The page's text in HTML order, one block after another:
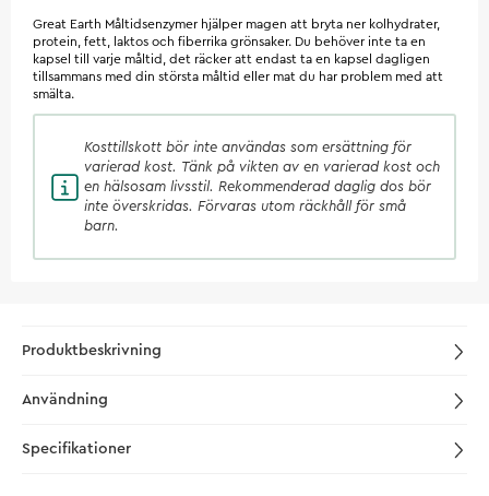
Great Earth Måltidsenzymer hjälper magen att bryta ner kolhydrater,
protein, fett, laktos och fiberrika grönsaker. Du behöver inte ta en
kapsel till varje måltid, det räcker att endast ta en kapsel dagligen
tillsammans med din största måltid eller mat du har problem med att
smälta.
Kosttillskott bör inte användas som ersättning för
varierad kost. Tänk på vikten av en varierad kost och
en hälsosam livsstil. Rekommenderad daglig dos bör
inte överskridas. Förvaras utom räckhåll för små
barn.
Produktbeskrivning
Användning
Specifikationer